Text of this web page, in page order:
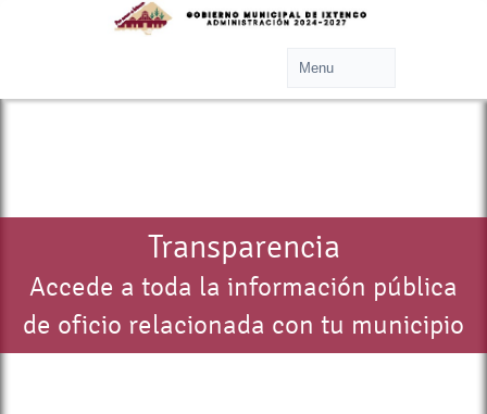
Transparencia
Accede a toda la información pública
de oficio relacionada con tu municipio